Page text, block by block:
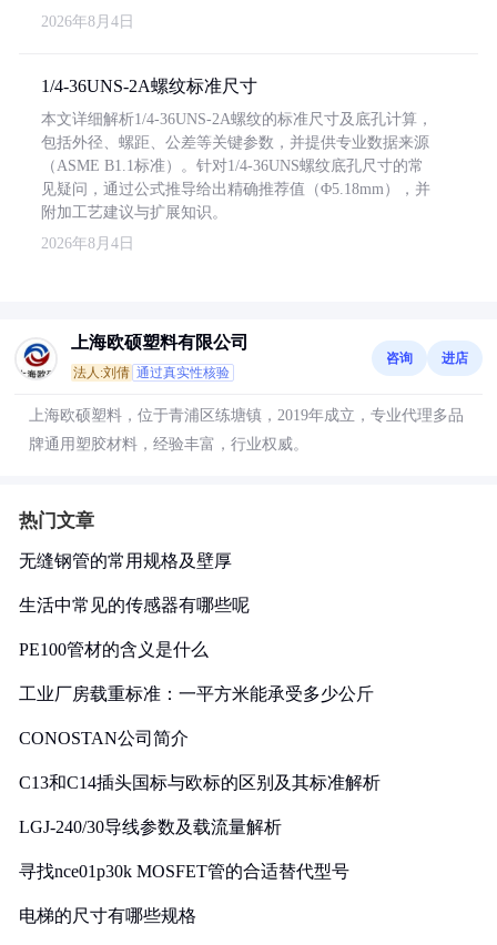
2026年8月4日
1/4-36UNS-2A螺纹标准尺寸
本文详细解析1/4-36UNS-2A螺纹的标准尺寸及底孔计算，
包括外径、螺距、公差等关键参数，并提供专业数据来源
（ASME B1.1标准）。针对1/4-36UNS螺纹底孔尺寸的常
见疑问，通过公式推导给出精确推荐值（Φ5.18mm），并
附加工艺建议与扩展知识。
2026年8月4日
上海欧硕塑料有限公司
法人:刘倩 通过真实性核验
咨询 进店
上海欧硕塑料，位于青浦区练塘镇，2019年成立，专业代理多品
牌通用塑胶材料，经验丰富，行业权威。
热门文章
无缝钢管的常用规格及壁厚
生活中常见的传感器有哪些呢
PE100管材的含义是什么
工业厂房载重标准：一平方米能承受多少公斤
CONOSTAN公司简介
C13和C14插头国标与欧标的区别及其标准解析
LGJ-240/30导线参数及载流量解析
寻找nce01p30k MOSFET管的合适替代型号
电梯的尺寸有哪些规格